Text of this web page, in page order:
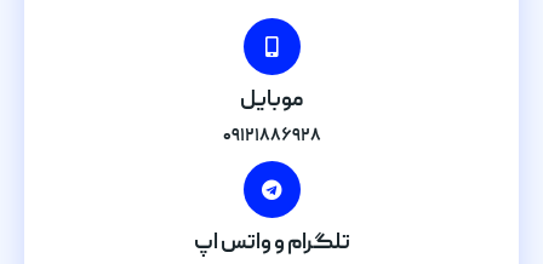
موبایل
۰۹۱۲۱۸۸۶۹۲۸
تلگرام و واتس اپ